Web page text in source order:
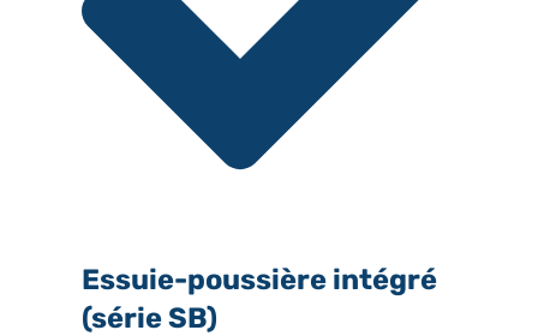
Essuie-poussière intégré
(série SB)